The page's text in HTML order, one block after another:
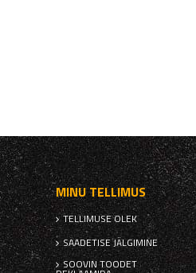
MINU TELLIMUS
TELLIMUSE OLEK
SAADETISE JÄLGIMINE
SOOVIN TOODET